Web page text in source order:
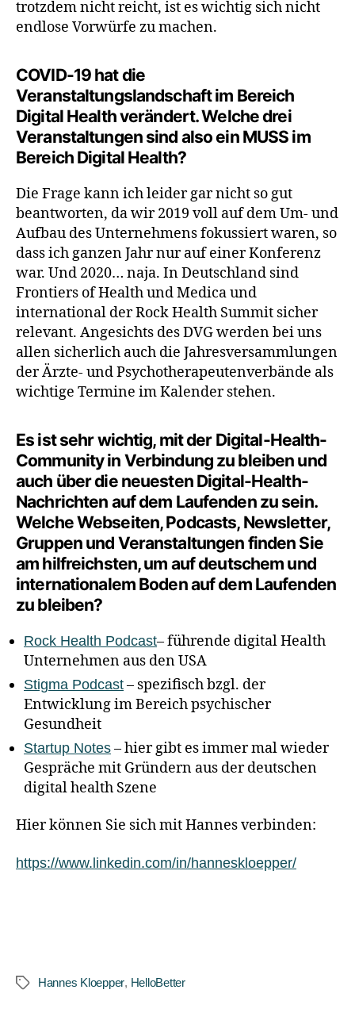
trotzdem nicht reicht, ist es wichtig sich nicht
endlose Vorwürfe zu machen.
COVID-19 hat die
Veranstaltungslandschaft im Bereich
Digital Health verändert. Welche drei
Veranstaltungen sind also ein MUSS im
Bereich Digital Health?
Die Frage kann ich leider gar nicht so gut
beantworten, da wir 2019 voll auf dem Um- und
Aufbau des Unternehmens fokussiert waren, so
dass ich ganzen Jahr nur auf einer Konferenz
war. Und 2020… naja. In Deutschland sind
Frontiers of Health und Medica und
international der Rock Health Summit sicher
relevant. Angesichts des DVG werden bei uns
allen sicherlich auch die Jahresversammlungen
der Ärzte- und Psychotherapeutenverbände als
wichtige Termine im Kalender stehen.
Es ist sehr wichtig, mit der Digital-Health-
Community in Verbindung zu bleiben und
auch über die neuesten Digital-Health-
Nachrichten auf dem Laufenden zu sein.
Welche Webseiten, Podcasts, Newsletter,
Gruppen und Veranstaltungen finden Sie
am hilfreichsten, um auf deutschem und
internationalem Boden auf dem Laufenden
zu bleiben?
Rock Health Podcast– führende digital Health
Unternehmen aus den USA
Stigma Podcast – spezifisch bzgl. der
Entwicklung im Bereich psychischer
Gesundheit
Startup Notes – hier gibt es immer mal wieder
Gespräche mit Gründern aus der deutschen
digital health Szene
Hier können Sie sich mit Hannes verbinden:
https://www.linkedin.com/in/hanneskloepper/
Hannes Kloepper, HelloBetter